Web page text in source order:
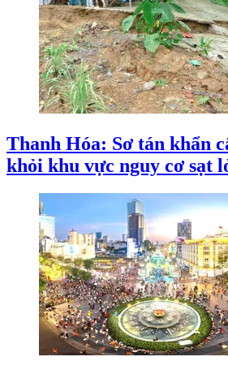
Thanh Hóa: Sơ tán khẩn
khỏi khu vực nguy cơ sạt